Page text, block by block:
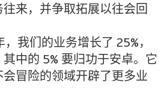
来，并争取拓展以往会回
，我们的业务增长了 25%，
中的 5% 要归功于安卓。它
冒险的领域开辟了更多业